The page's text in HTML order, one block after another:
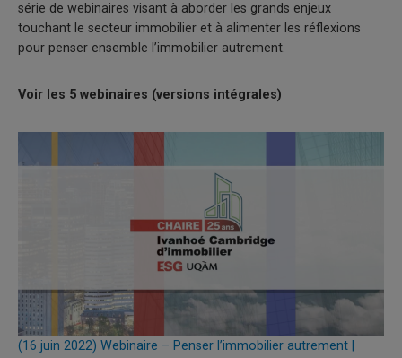
série de webinaires visant à aborder les grands enjeux
touchant le secteur immobilier et à alimenter les réflexions
pour penser ensemble l’immobilier autrement.
Voir les 5 webinaires (versions intégrales)
(16 juin 2022) Webinaire – Penser l’immobilier autrement |